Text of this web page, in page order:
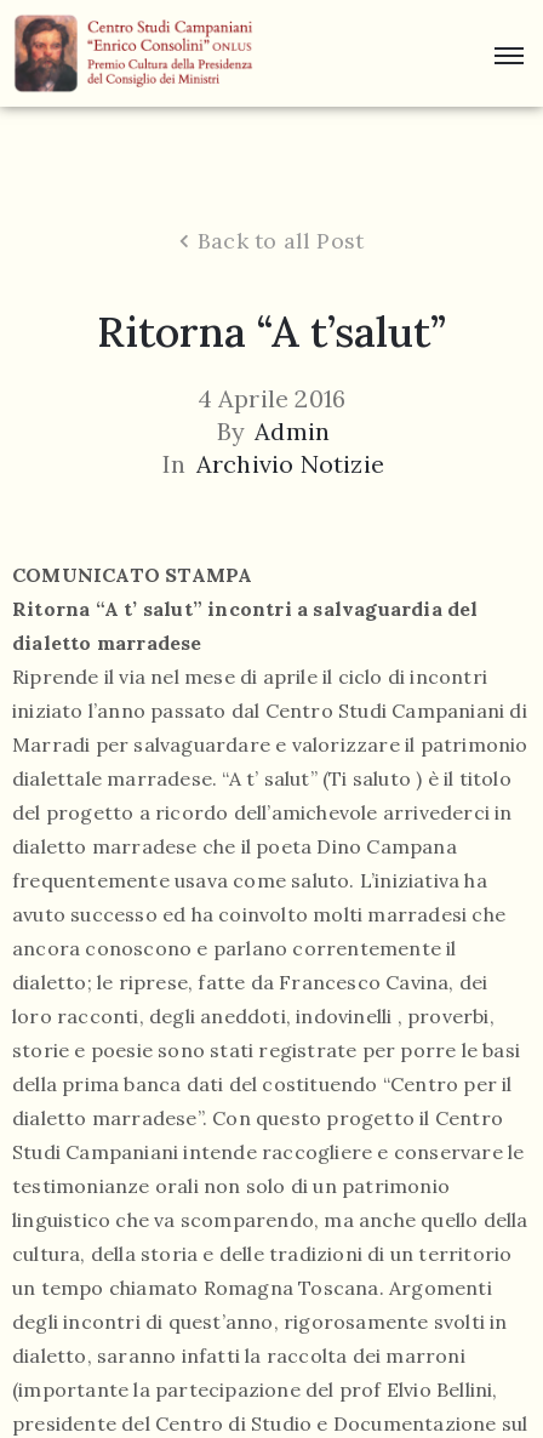
Centro
055
804
5943
centrocampana@tiscali.it
Back to all Post
Ritorna “A t’salut”
4 Aprile 2016
By Admin
In Archivio Notizie
COMUNICATO STAMPA
Ritorna “A t’ salut” incontri a salvaguardia del
dialetto marradese
Riprende il via nel mese di aprile il ciclo di incontri
iniziato l’anno passato dal Centro Studi Campaniani di
Marradi per salvaguardare e valorizzare il patrimonio
dialettale marradese. “A t’ salut” (Ti saluto ) è il titolo
del progetto a ricordo dell’amichevole arrivederci in
dialetto marradese che il poeta Dino Campana
frequentemente usava come saluto. L’iniziativa ha
avuto successo ed ha coinvolto molti marradesi che
ancora conoscono e parlano correntemente il
dialetto; le riprese, fatte da Francesco Cavina, dei
loro racconti, degli aneddoti, indovinelli , proverbi,
storie e poesie sono stati registrate per porre le basi
della prima banca dati del costituendo “Centro per il
dialetto marradese”. Con questo progetto il Centro
Studi Campaniani intende raccogliere e conservare le
testimonianze orali non solo di un patrimonio
linguistico che va scomparendo, ma anche quello della
cultura, della storia e delle tradizioni di un territorio
un tempo chiamato Romagna Toscana. Argomenti
degli incontri di quest’anno, rigorosamente svolti in
dialetto, saranno infatti la raccolta dei marroni
(importante la partecipazione del prof Elvio Bellini,
presidente del Centro di Studio e Documentazione sul